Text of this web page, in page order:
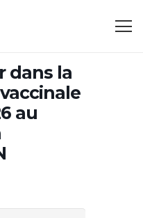
dans la
au